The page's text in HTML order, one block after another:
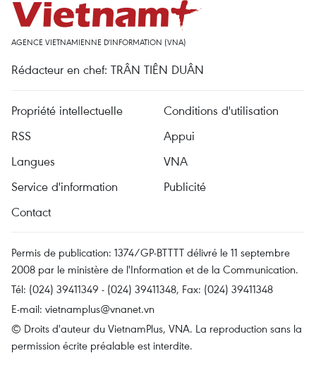
AGENCE VIETNAMIENNE D'INFORMATION (VNA)
Rédacteur en chef: TRÂN TIÊN DUÂN
Propriété intellectuelle
Conditions d'utilisation
RSS
Appui
Langues
VNA
Service d'information
Publicité
Contact
Permis de publication: 1374/GP-BTTTT délivré le 11 septembre
2008 par le ministère de l'Information et de la Communication.
Tél: (024) 39411349 - (024) 39411348, Fax: (024) 39411348
E-mail: vietnamplus@vnanet.vn
© Droits d'auteur du VietnamPlus, VNA. La reproduction sans la
permission écrite préalable est interdite.